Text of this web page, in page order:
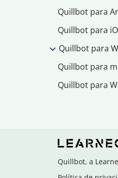
Quillbot para
Quillbot para
Quillbot para
Quillbot para
Quillbot para
Quillbot, a